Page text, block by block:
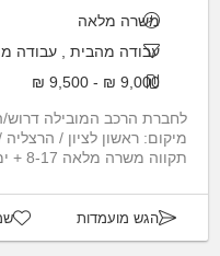
משרה מלאה
עבודה מהבית
עבודה
9,000 ₪ - 9,500 ₪
לחברת הרכב המובילה
מיקום: ראשון לציון /
תקווה משרה מלאה 8-17 + ימי שישי שלושה פעמ...
הגש מועמדות